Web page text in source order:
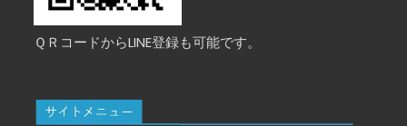
ＱＲコードからLINE登録も可能です。